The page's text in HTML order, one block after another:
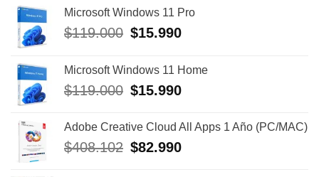
Microsoft Windows 11 Pro
$119.000 El
era:
$119.000.
$15.990El
es:
$15.990.
Microsoft Windows 11 Home
$119.000 El
era:
$119.000.
$15.990El
es:
$15.990.
Adobe Creative Cloud All Apps 1 Año (PC/MAC)
$408.102 El
$82.990El